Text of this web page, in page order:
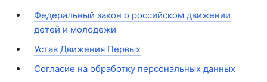
Федеральный закон о российском движении
детей и молодежи
Устав Движения Первых
Согласие на обработку персональных данных